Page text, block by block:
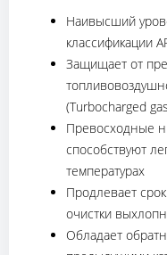
Наивысший
классификации
Защищает от
(Turbocharged
Превосходные
способствуют
температурах
Продлевает
очистки
Обладает